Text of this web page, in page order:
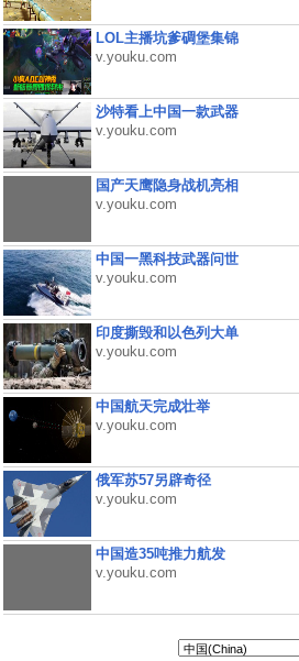
LOL主播坑爹碉堡集锦
v.youku.com
沙特看上中国一款武器
v.youku.com
国产天鹰隐身战机亮相
v.youku.com
中国一黑科技武器问世
v.youku.com
印度撕毁和以色列大单
v.youku.com
中国航天完成壮举
v.youku.com
俄军苏57另辟奇径
v.youku.com
中国造35吨推力航发
v.youku.com